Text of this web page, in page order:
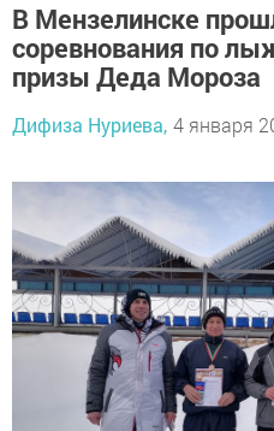
В Мензелинске
соревнования по
призы Деда Мороза
Дифиза Нуриева, 4 января